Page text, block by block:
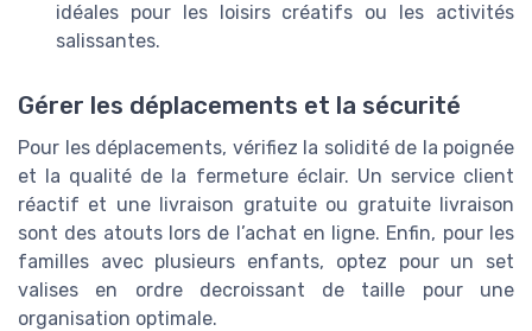
idéales pour les loisirs créatifs ou les activités
salissantes.
Gérer les déplacements et la sécurité
Pour les déplacements, vérifiez la solidité de la poignée
et la qualité de la fermeture éclair. Un service client
réactif et une livraison gratuite ou gratuite livraison
sont des atouts lors de l’achat en ligne. Enfin, pour les
familles avec plusieurs enfants, optez pour un set
valises en ordre decroissant de taille pour une
organisation optimale.